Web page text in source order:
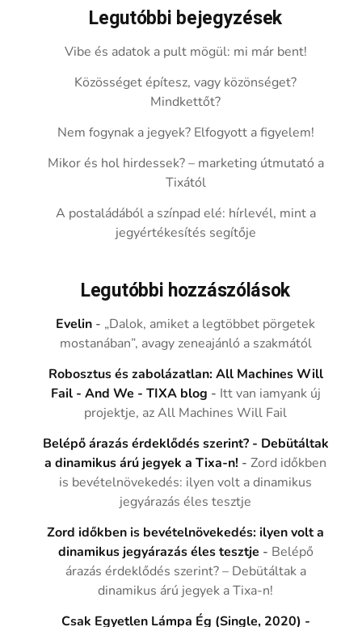
Legutóbbi bejegyzések
Vibe és adatok a pult mögül: mi már bent!
Közösséget építesz, vagy közönséget?
Mindkettőt?
Nem fogynak a jegyek? Elfogyott a figyelem!
Mikor és hol hirdessek? – marketing útmutató a
Tixától
A postaládából a színpad elé: hírlevél, mint a
jegyértékesítés segítője
Legutóbbi hozzászólások
Evelin - „Dalok, amiket a legtöbbet pörgetek
mostanában”, avagy zeneajánló a szakmától
Robosztus és zabolázatlan: All Machines Will
Fail - And We - TIXA blog - Itt van iamyank új
projektje, az All Machines Will Fail
Belépő árazás érdeklődés szerint? - Debütáltak
a dinamikus árú jegyek a Tixa-n! -Zord időkben
is bevételnövekedés: ilyen volt a dinamikus
jegyárazás éles tesztje
Zord időkben is bevételnövekedés: ilyen volt a
dinamikus jegyárazás éles tesztje - Belépő
árazás érdeklődés szerint? – Debütáltak a
dinamikus árú jegyek a Tixa-n!
Csak Egyetlen Lámpa Ég (Single, 2020) -